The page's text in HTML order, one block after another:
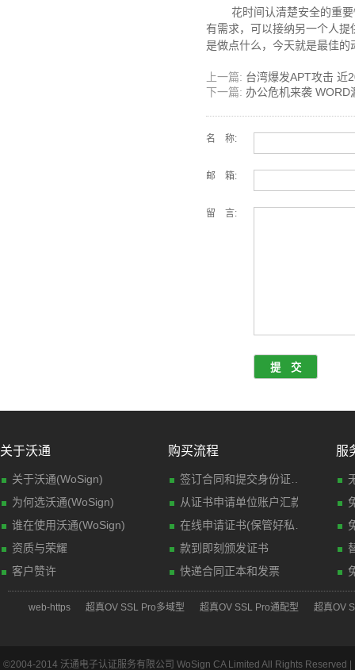
花时间认清楚安全的重要
有需求，可以接纳另一个人
是做点什么，今天就是最佳的
上一篇: 台湾爆发APT攻击 近
下一篇: 办公危机来袭 WORD
名 称:
邮 箱:
留 言:
关于沃通
关于沃通(WoSign)
为何选沃通(WoSign)
谁在使用沃通(WoSign)
资质与荣耀
客户赞许
购买流程
从证书申请单位账户汇款
款到即刻颁发证书
快递合同正本和发票
服
web-https 超真OV SSL Pro多域型 超真OV SSL Pro通配型 超真OV
©2004-2014 沃通电子认证服务有限公司 WoSign CA Limited All Rights Reserved |